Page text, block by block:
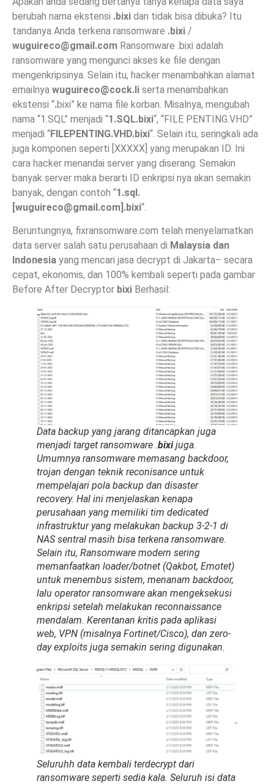
berubah nama ekstensi .bixi dan tidak bisa dibuka? Itu
tandanya Anda terkena ransomware .bixi /
wuguireco@gmail.com Ransomware .bixi adalah
ransomware yang mengunci akses ke file dengan
mengenkripsinya. Selain itu, hacker menambahkan alamat
emailnya wuguireco@cock.li serta menambahkan
ekstensi “.bixi” ke nama file korban. Misalnya, mengubah
nama “1.SQL” menjadi “1.SQL.bixi“, “FILE PENTING.VHD”
menjadi “FILEPENTING.VHD.bixi“. Selain itu, seringkali ada
juga komponen seperti [XXXXX] yang merupakan ID. Ini
cara hacker menandai server yang diserang. Semakin
banyak server maka berarti ID enkripsi nya akan semakin
banyak, dengan contoh “1.sql.
[wuguireco@gmail.com].bixi“.
Beruntungnya, fixransomware.com telah menyelamatkan
data server salah satu perusahaan di Malaysia dan
Indonesia yang mencari jasa decrypt di Jakarta– secara
cepat, ekonomis, dan 100% kembali seperti pada gambar
Before After Decryptor bixi Berhasil:
Data backup yang jarang ditancapkan juga
menjadi target ransomware .bixijuga.
Umumnya ransomware memasang backdoor,
trojan dengan teknik reconisance untuk
mempelajari pola backup dan disaster
recovery. Hal ini menjelaskan kenapa
perusahaan yang memiliki tim dedicated
infrastruktur yang melakukan backup 3-2-1 di
NAS sentral masih bisa terkena ransomware.
Selain itu, Ransomware modern sering
memanfaatkan loader/botnet (Qakbot, Emotet)
untuk menembus sistem, menanam backdoor,
lalu operator ransomware akan mengeksekusi
enkripsi setelah melakukan reconnaissance
mendalam. Kerentanan kritis pada aplikasi
web, VPN (misalnya Fortinet/Cisco), dan zero-
day exploits juga semakin sering digunakan.
Seluruhh data kembali terdecrypt dari
ransomware seperti sedia kala. Seluruh isi data